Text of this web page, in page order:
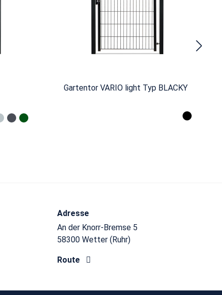
Gartentor VARIO light Typ BLACKY
Adresse
An der Knorr-Bremse 5
58300 Wetter (Ruhr)
Route